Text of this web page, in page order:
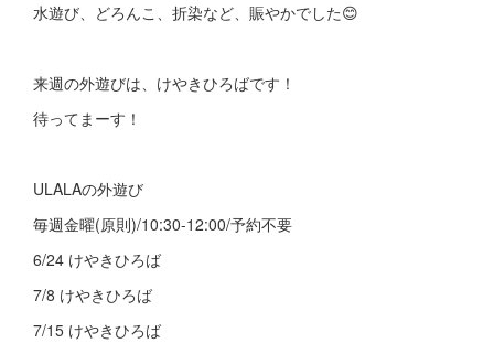
水遊び、どろんこ、折染など、賑やかでした😊
来週の外遊びは、けやきひろばです！
待ってまーす！
ULALAの外遊び
毎週金曜(原則)/10:30-12:00/予約不要
6/24 けやきひろば
7/8 けやきひろば
7/15 けやきひろば